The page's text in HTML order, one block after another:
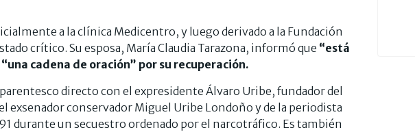
a la clínica Medicentro, y luego derivado a la Fundación
crítico. Su esposa, María Claudia Tarazona, informó que “está
cadena de oración” por su recuperación.
directo con el expresidente Álvaro Uribe, fundador del
exsenador conservador Miguel Uribe Londoño y de la periodista
durante un secuestro ordenado por el narcotráfico. Es también